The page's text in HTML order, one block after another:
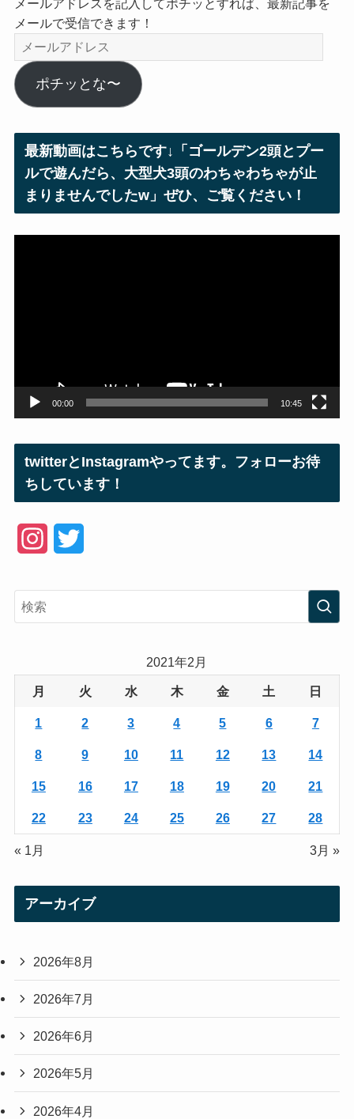
メールアドレスを記入してポチッとすれば、最新記事を
メールで受信できます！
メ
ー
ル
ア
ス
ポチッとな〜
最新動画はこちらです↓「ゴールデン2頭とプー
ルで遊んだら、大型犬3頭のわちゃわちゃが止
まりませんでしたw」ぜひ、ご覧ください！
00:00 10:45
twitterとInstagramやってます。フォローお待
ちしています！
e
r
2021年2月
月 火 水 木 金 土 日
1 2 3 4 5 6 7
8 9 10 11 12 13 14
15 16 17 18 19 20 21
22 23 24 25 26 27 28
« 1月 3月 »
アーカイブ
2026年8月
2026年7月
2026年6月
2026年5月
2026年4月